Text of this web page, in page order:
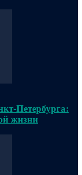
Петербурга:
жизни